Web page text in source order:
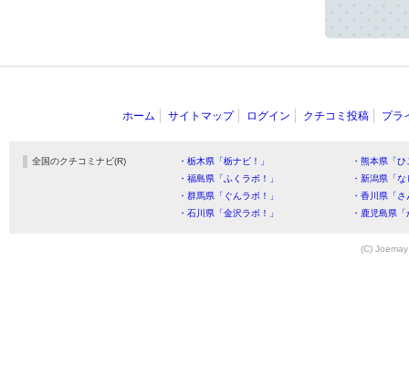
ホーム サイトマップ ログイン クチコミ投稿 プラ
全国のクチコミナビ(R) ・栃木県「栃ナビ！」
・熊本県「
・福島県「ふくラボ！」
・新潟県「
・群馬県「ぐんラボ！」
・香川県「
・石川県「金沢ラボ！」
・鹿児島県
(C)